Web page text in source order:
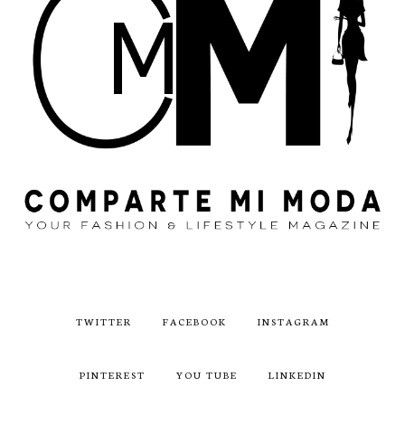
TWITTER FACEBOOK INSTAGRAM
PINTEREST YOU TUBE LINKEDIN